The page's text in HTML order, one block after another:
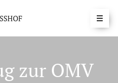
zur OMV